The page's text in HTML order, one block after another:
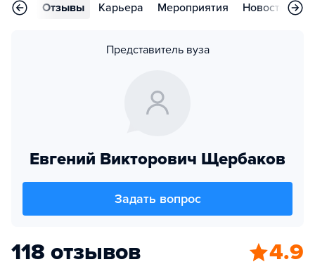
Отзывы Карьера Мероприятия Новости
Представитель вуза
Евгений Викторович Щербаков
Задать вопрос
118 отзывов 4.9